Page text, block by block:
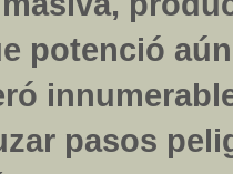
potenció
pasos